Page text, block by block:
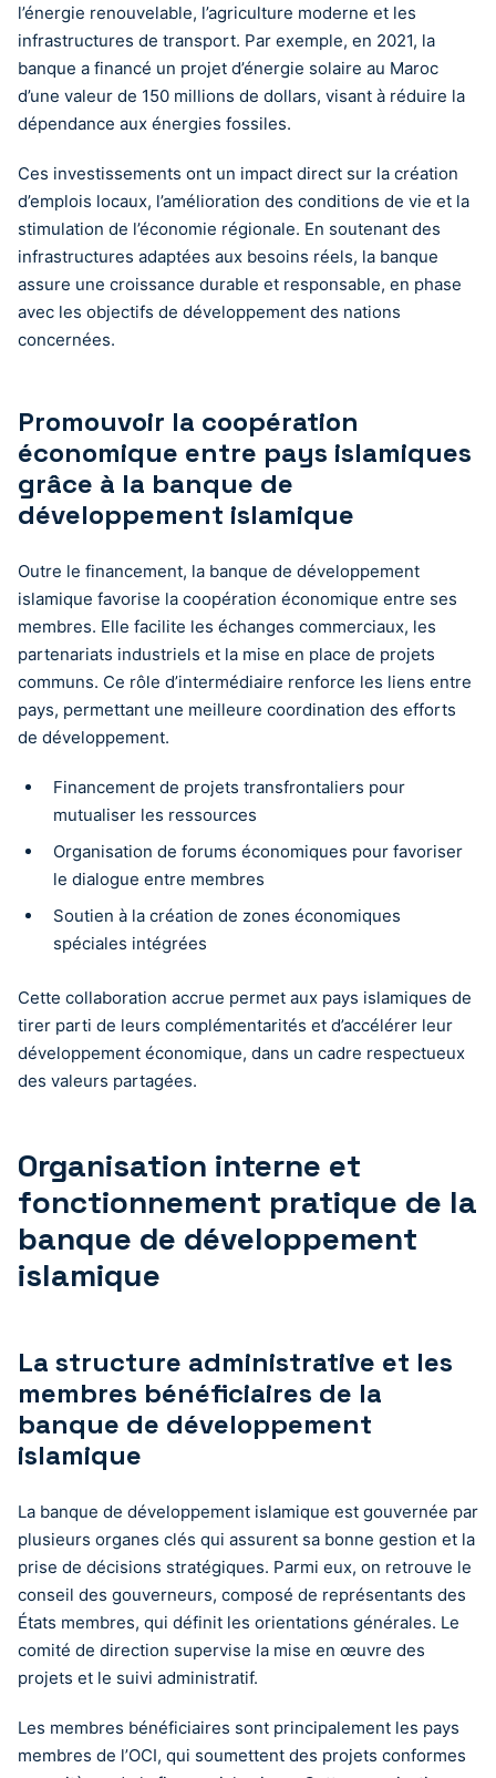
l’énergie renouvelable, l’agriculture moderne et les
infrastructures de transport. Par exemple, en 2021, la
banque a financé un projet d’énergie solaire au Maroc
d’une valeur de 150 millions de dollars, visant à réduire la
dépendance aux énergies fossiles.
Ces investissements ont un impact direct sur la création
d’emplois locaux, l’amélioration des conditions de vie et la
stimulation de l’économie régionale. En soutenant des
infrastructures adaptées aux besoins réels, la banque
assure une croissance durable et responsable, en phase
avec les objectifs de développement des nations
concernées.
Promouvoir la coopération
économique entre pays islamiques
grâce à la banque de
développement islamique
Outre le financement, la banque de développement
islamique favorise la coopération économique entre ses
membres. Elle facilite les échanges commerciaux, les
partenariats industriels et la mise en place de projets
communs. Ce rôle d’intermédiaire renforce les liens entre
pays, permettant une meilleure coordination des efforts
de développement.
Financement de projets transfrontaliers pour
mutualiser les ressources
Organisation de forums économiques pour favoriser
le dialogue entre membres
Soutien à la création de zones économiques
spéciales intégrées
Cette collaboration accrue permet aux pays islamiques de
tirer parti de leurs complémentarités et d’accélérer leur
développement économique, dans un cadre respectueux
des valeurs partagées.
Organisation interne et
fonctionnement pratique de la
banque de développement
islamique
La structure administrative et les
membres bénéficiaires de la
banque de développement
islamique
La banque de développement islamique est gouvernée par
plusieurs organes clés qui assurent sa bonne gestion et la
prise de décisions stratégiques. Parmi eux, on retrouve le
conseil des gouverneurs, composé de représentants des
États membres, qui définit les orientations générales. Le
comité de direction supervise la mise en œuvre des
projets et le suivi administratif.
Les membres bénéficiaires sont principalement les pays
membres de l’OCI, qui soumettent des projets conformes